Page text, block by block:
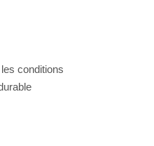
conditions